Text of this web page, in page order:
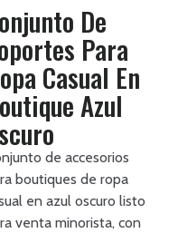
De
Para
Casual En
Azul
de accesorios
boutiques de ropa
en azul oscuro listo
venta minorista, con